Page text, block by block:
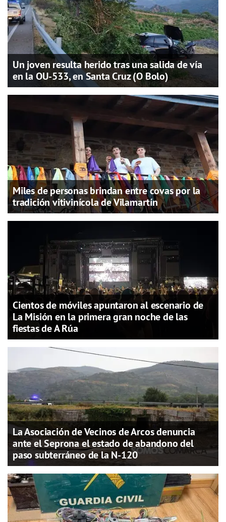
Un joven resulta herido tras una salida de vía
en la OU-533, en Santa Cruz (O Bolo)
Miles de personas brindan entre covas por la
tradición vitivinícola de Vilamartín
Cientos de móviles apuntaron al escenario de
La Misión en la primera gran noche de las
fiestas de A Rúa
La Asociación de Vecinos de Arcos denuncia
ante el Seprona el estado de abandono del
paso subterráneo de la N-120